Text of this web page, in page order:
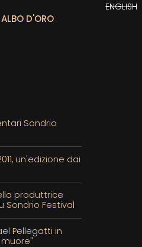
ALBO D'ORO
ENGLISH
Sondrio
un'edizione dai
produttrice
Sondrio Festival
Pellegatti in